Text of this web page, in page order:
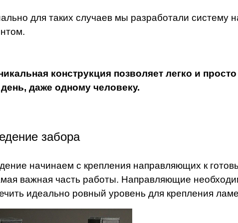
для таких случаев мы разработали систему
конструкция позволяет легко и
даже одному человеку.
забора
начинаем с крепления направляющих к
важная часть работы. Направляющие
идеально ровный уровень для крепления